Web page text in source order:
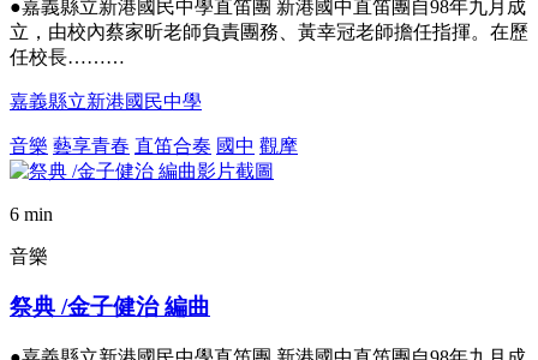
●嘉義縣立新港國民中學直笛團 新港國中直笛團自98年九月成
立，由校內蔡家昕老師負責團務、黃幸冠老師擔任指揮。在歷
任校長………
嘉義縣立新港國民中學
音樂 藝享青春 直笛合奏 國中 觀摩
6 min
音樂
祭典 /金子健治 編曲